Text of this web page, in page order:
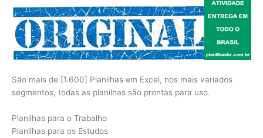
São mais de [1.600] Planilhas em Excel, nos mais variados
segmentos, todas as planilhas são prontas para uso.
Planilhas para o Trabalho
Planilhas para os Estudos